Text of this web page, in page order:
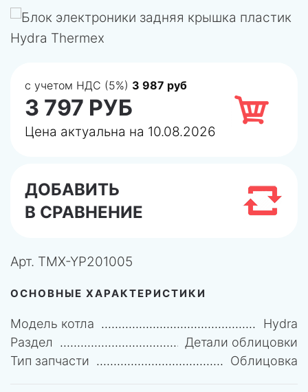
с учетом НДС (5%) 3 987 руб
3 797 РУБ
Цена актуальна на 10.08.2026
ДОБАВИТЬ
В СРАВНЕНИЕ
Арт. TMX-YP201005
ОСНОВНЫЕ ХАРАКТЕРИСТИКИ
Модель котла
Hydra
Раздел
Детали облицовки
Тип запчасти
Облицовка